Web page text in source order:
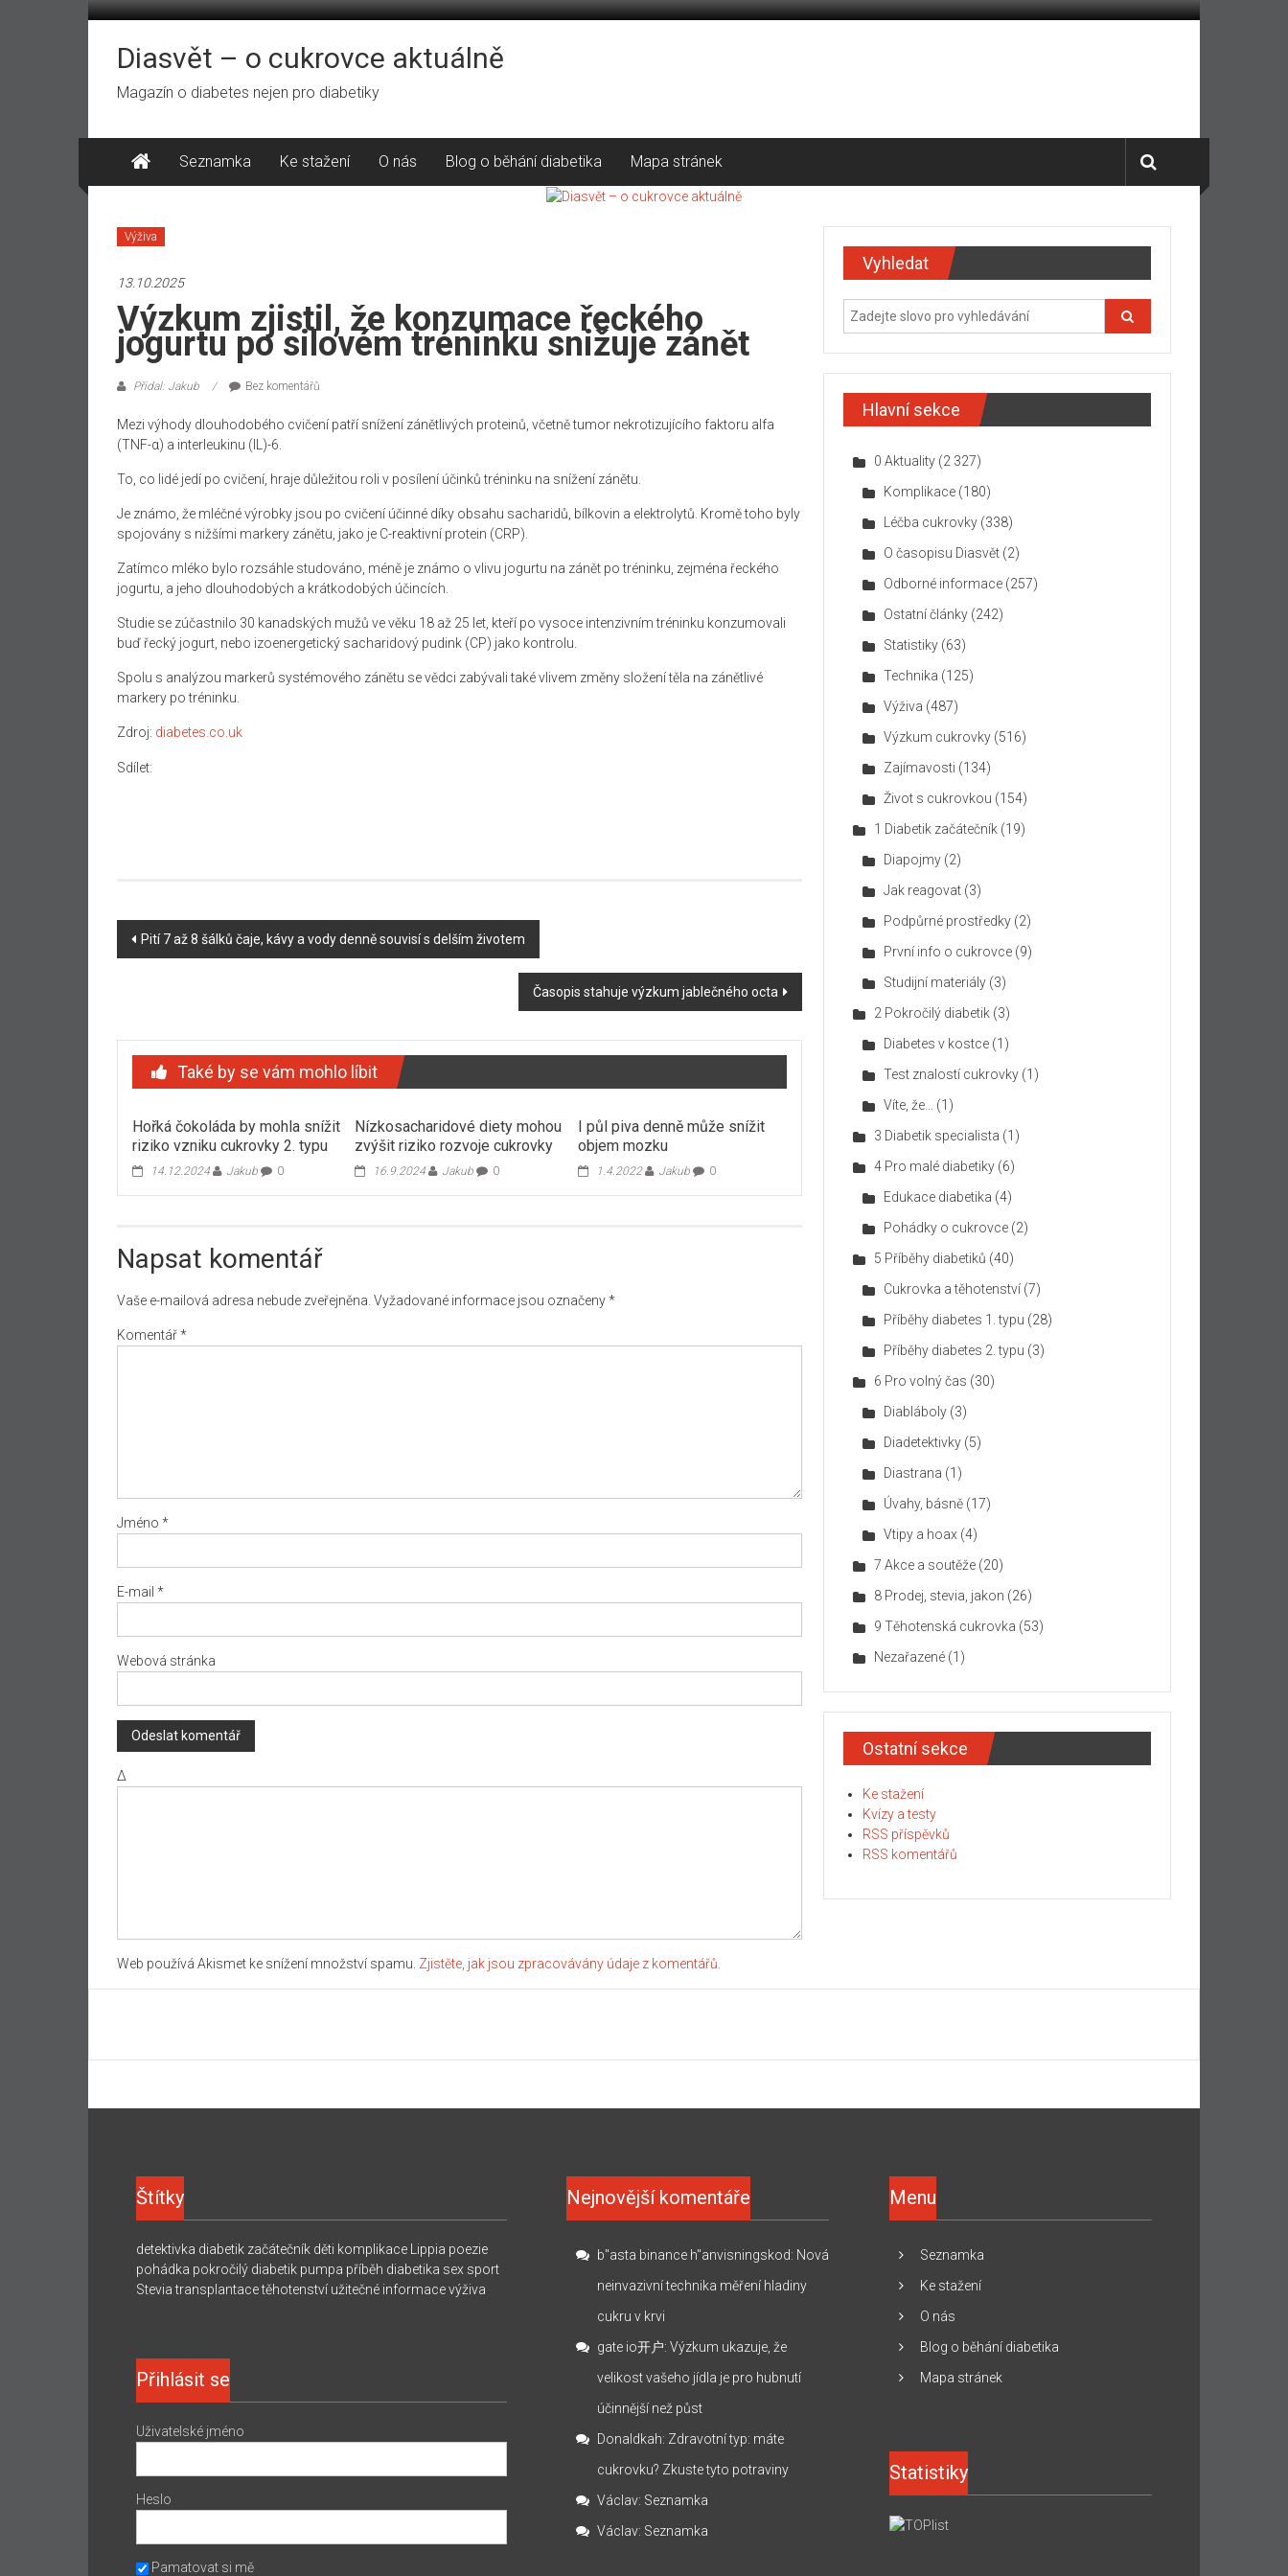
Přeskočit
obsahDiasvět – o cukrovce aktuálně
Magazín o diabetes nejen pro diabetiky
Seznamka Ke stažení O nás Blog o běhání diabetika Mapa stránek
Výživa
13.10.2025
Výzkum zjistil, že konzumace řeckého
jogurtu po silovém tréninku snižuje zánět
Přidal: Jakub Bez komentářů
Mezi výhody dlouhodobého cvičení patří snížení zánětlivých proteinů, včetně tumor nekrotizujícího faktoru alfa
(TNF-α) a interleukinu (IL)-6.
To, co lidé jedí po cvičení, hraje důležitou roli v posílení účinků tréninku na snížení zánětu.
Je známo, že mléčné výrobky jsou po cvičení účinné díky obsahu sacharidů, bílkovin a elektrolytů. Kromě toho byly
spojovány s nižšími markery zánětu, jako je C-reaktivní protein (CRP).
Zatímco mléko bylo rozsáhle studováno, méně je známo o vlivu jogurtu na zánět po tréninku, zejména řeckého
jogurtu, a jeho dlouhodobých a krátkodobých účincích.
Studie se zúčastnilo 30 kanadských mužů ve věku 18 až 25 let, kteří po vysoce intenzivním tréninku konzumovali
buď řecký jogurt, nebo izoenergetický sacharidový pudink (CP) jako kontrolu.
Spolu s analýzou markerů systémového zánětu se vědci zabývali také vlivem změny složení těla na zánětlivé
markery po tréninku.
Zdroj: diabetes.co.uk
Sdílet:
Navigace
Pití 7 až 8 šálků čaje, kávy a vody denně souvisí s delším životem
Časopis stahuje výzkum jablečného octa
Také by se vám mohlo líbit
Hořká čokoláda by mohla snížit
riziko vzniku cukrovky 2. typu
14.12.2024 Jakub 0
Nízkosacharidové diety mohou
zvýšit riziko rozvoje cukrovky
16.9.2024 Jakub 0
I půl piva denně může snížit
objem mozku
1.4.2022 Jakub 0
Napsat komentář
Vaše e-mailová adresa nebude zveřejněna. Vyžadované informace jsou označeny*
Komentář*
Jméno *
E-mail *
Webová stránka
Δ
Web používá Akismet ke snížení množství spamu. Zjistěte, jak jsou zpracovávány údaje z komentářů.
Vyhledat
Hlavní sekce
0 Aktuality (2 327)
Komplikace (180)
Léčba cukrovky (338)
O časopisu Diasvět (2)
Odborné informace (257)
Ostatní články (242)
Statistiky (63)
Technika (125)
Výživa (487)
Výzkum cukrovky (516)
Zajímavosti (134)
Život s cukrovkou (154)
1 Diabetik začátečník (19)
Diapojmy (2)
Jak reagovat (3)
Podpůrné prostředky (2)
První info o cukrovce (9)
Studijní materiály (3)
2 Pokročilý diabetik (3)
Diabetes v kostce (1)
Test znalostí cukrovky (1)
Víte, že…
(1)
3 Diabetik specialista (1)
4 Pro malé diabetiky (6)
Edukace diabetika (4)
Pohádky o cukrovce (2)
5 Příběhy diabetiků (40)
Cukrovka a těhotenství (7)
Příběhy diabetes 1. typu (28)
Příběhy diabetes 2. typu (3)
6 Pro volný čas (30)
Diabláboly (3)
Diadetektivky (5)
Diastrana (1)
Úvahy, básně (17)
Vtipy a hoax (4)
7 Akce a soutěže (20)
8 Prodej, stevia, jakon (26)
9 Těhotenská cukrovka (53)
Nezařazené (1)
Ostatní sekce
Ke stažení
Kvízy a testy
RSS příspěvků
RSS komentářů
Štítky
detektivka diabetik začátečník děti komplikace Lippia poezie
pohádka pokročilý diabetik pumpa příběh diabetika sex sport
Stevia transplantace těhotenství užitečné informace výživa
Přihlásit se
Uživatelské jméno
Heslo
Pamatovat si mě
Nejnovější komentáře
b"asta binance h"anvisningskod: Nová
neinvazivní technika měření hladiny
cukru v krvi
gate io开户:Výzkum ukazuje, že
velikost vašeho jídla je pro hubnutí
účinnější než půst
Donaldkah: Zdravotní typ: máte
cukrovku? Zkuste tyto potraviny
Václav: Seznamka
Václav: Seznamka
Menu
Seznamka
Ke stažení
O nás
Blog o běhání diabetika
Mapa stránek
Statistiky